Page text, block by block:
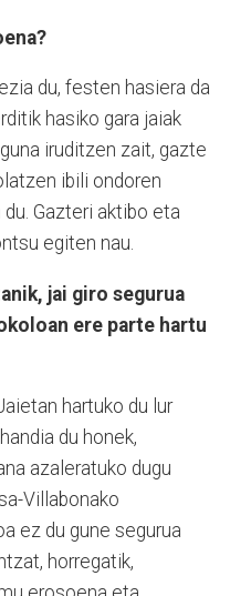
du, festen hasiera da
hasiko gara jaiak
iruditzen zait, gazte
ibili ondoren
Gazteri aktibo eta
egiten nau.
jai giro segurua
ere parte hartu
hartuko du lur
du honek,
azaleratuko dugu
Villabonako
ez du gune segurua
horregatik,